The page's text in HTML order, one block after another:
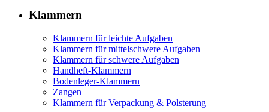
Klammern
Klammern für leichte Aufgaben
Klammern für mittelschwere Aufgaben
Klammern für schwere Aufgaben
Handheft-Klammern
Bodenleger-Klammern
Zangen
Klammern für Verpackung & Polsterung